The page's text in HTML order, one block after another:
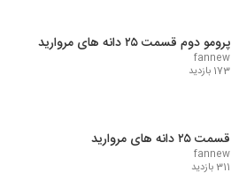
پرومو دوم قسمت ۲۵ دانه های مروارید
fannew
173 بازدید
قسمت ۲۵ دانه های مروارید
fannew
311 بازدید